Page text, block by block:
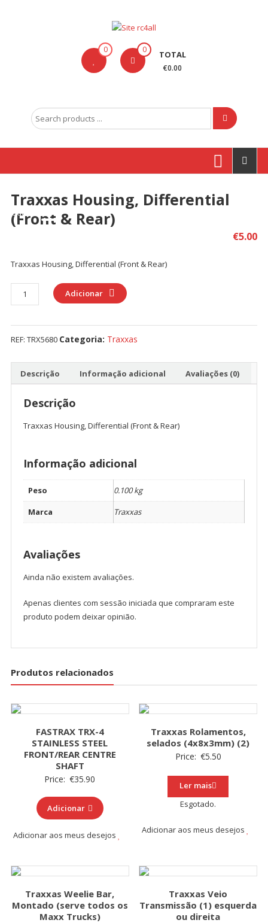
Produtos
Carson
outras
0 0 TOTAL
€0.00
Search
for:
Traxxas Housing, Differential
(Front & Rear)
€5.00
Traxxas Housing, Differential (Front & Rear)
Quantidade
de
Differential
Rear)
Adicionar
REF: TRX5680 Categoria: Traxxas
Descrição Informação adicional Avaliações (0)
Descrição
Traxxas Housing, Differential (Front & Rear)
Informação adicional
Peso
0.100 kg
Marca
Traxxas
Avaliações
Ainda não existem avaliações.
Apenas clientes com sessão iniciada que compraram este
produto podem deixar opinião.
Produtos relacionados
FASTRAX TRX-4
STAINLESS STEEL
FRONT/REAR CENTRE
SHAFT
Price: €35.90
Adicionar
Adicionar aos meus desejos
Traxxas Rolamentos,
selados (4x8x3mm) (2)
Price: €5.50
Ler mais
Esgotado.
Adicionar aos meus desejos
Traxxas Weelie Bar,
Montado (serve todos os
Maxx Trucks)
Traxxas Veio
Transmissão (1) esquerda
ou direita